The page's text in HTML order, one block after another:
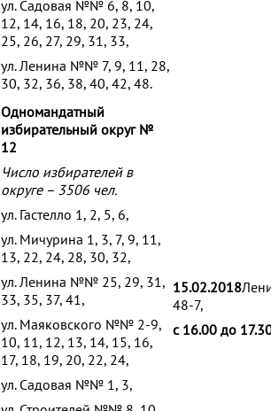
ул. Садовая №№ 6, 8, 10,
12, 14, 16, 18, 20, 23, 24,
25, 26, 27, 29, 31, 33,
ул. Ленина №№ 7, 9, 11, 28,
30, 32, 36, 38, 40, 42, 48.
Одномандатный
избирательный округ №
12
Число избирателей в
округе – 3506 чел.
ул. Гастелло 1, 2, 5, 6,
ул. Мичурина 1, 3, 7, 9, 11,
13, 22, 24, 28, 30, 32,
ул. Ленина №№ 25, 29, 31,
33, 35, 37, 41,
ул. Маяковского №№ 2-9,
10, 11, 12, 13, 14, 15, 16,
17, 18, 19, 20, 22, 24,
ул. Садовая №№ 1, 3,
15.02.2018
48-7,
с 16.00 до